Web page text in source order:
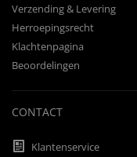
Verzending & Levering
Herroepingsrecht
Klachtenpagina
Beoordelingen
CONTACT
Klantenservice